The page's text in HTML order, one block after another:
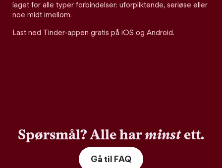
laget for alle typer forbindelser: uforpliktende, seriøse eller
noe midt imellom.
Last ned Tinder-appen gratis på iOS og Android.
Spørsmål? Alle harminstett.
Gå til FAQ